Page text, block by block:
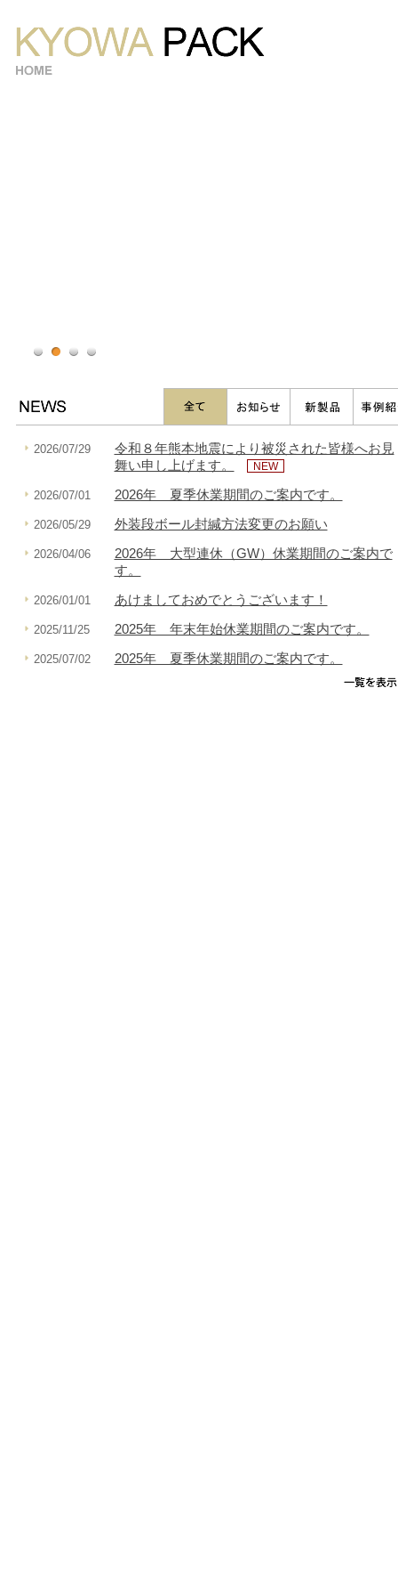
2026/07/29
令和８年熊本地震により被災された皆様へお見
舞い申し上げます。
NEW
2026/07/01 2026年 夏季休業期間のご案内です。
2026/05/29 外装段ボール封緘方法変更のお願い
2026/04/06
2026年 大型連休（GW）休業期間のご案内で
す。
2026/01/01 あけましておめでとうございます！
2025/11/25 2025年 年末年始休業期間のご案内です。
2025/07/02 2025年 夏季休業期間のご案内です。